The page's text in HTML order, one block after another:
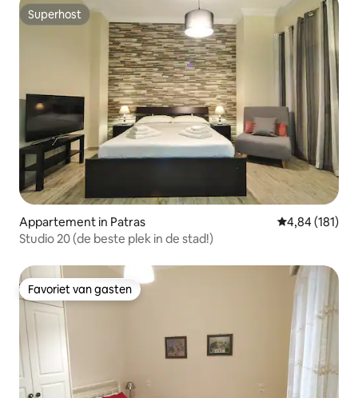
Superhost
Superhost
Appartement in Patras Gemiddelde
4,84 (181)
Studio 20 (de beste plek in de stad!)
Favoriet van gasten
Favoriet van gasten